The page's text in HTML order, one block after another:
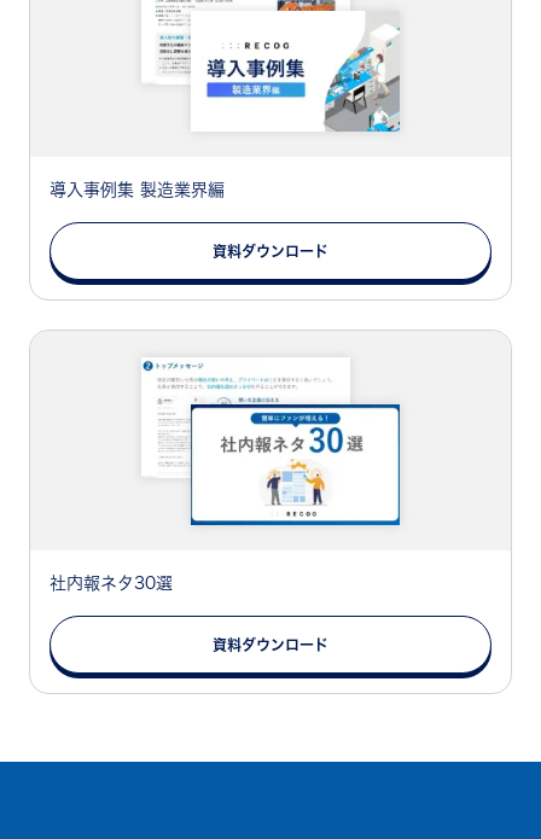
導入事例集 製造業界編
資料ダウンロード
社内報ネタ30選
資料ダウンロード